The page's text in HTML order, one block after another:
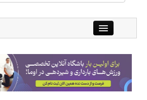
باشگاه آنلاین ورزشی اوما
دانشنامه سلامت بانوان پرسش و